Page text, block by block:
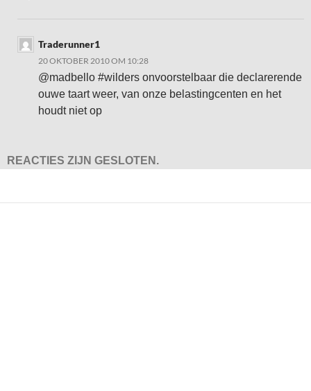
Traderunner1
20 OKTOBER 2010 OM 10:28
@madbello #wilders onvoorstelbaar die declarerende
ouwe taart weer, van onze belastingcenten en het
houdt niet op
REACTIES ZIJN GESLOTEN.